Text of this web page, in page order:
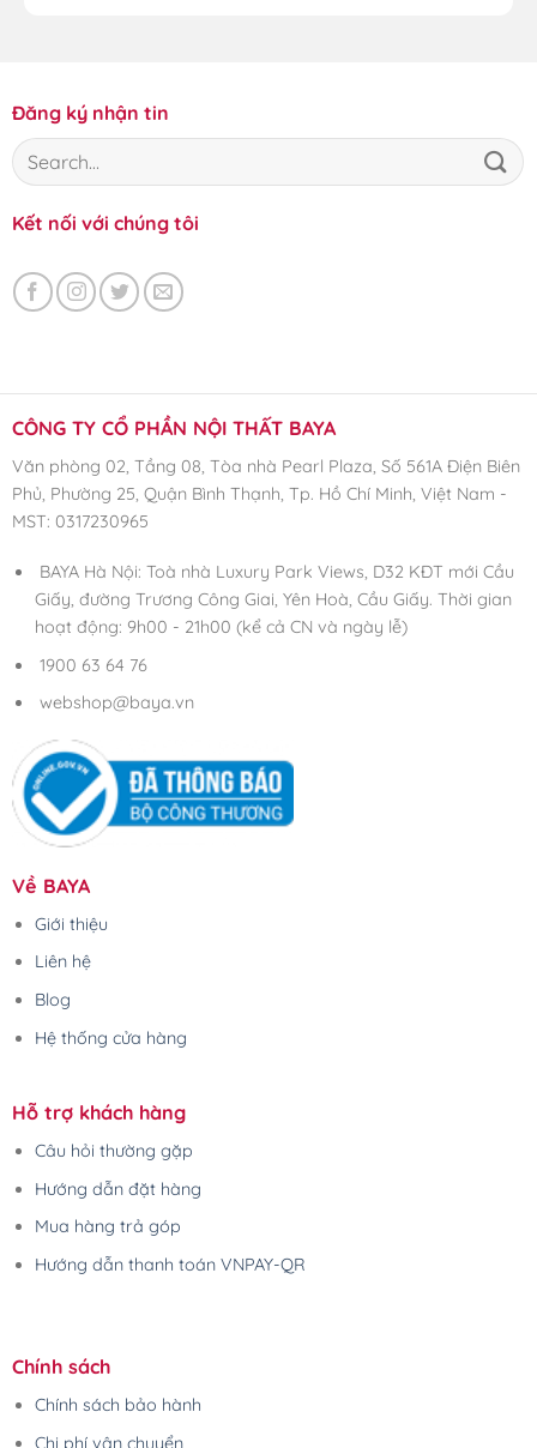
Đăng ký nhận tin
Kết nối với chúng tôi
CÔNG TY CỔ PHẦN NỘI THẤT BAYA
Văn phòng 02, Tầng 08, Tòa nhà Pearl Plaza, Số 561A Điện Biên
Phủ, Phường 25, Quận Bình Thạnh, Tp. Hồ Chí Minh, Việt Nam -
MST: 0317230965
BAYA Hà Nội: Toà nhà Luxury Park Views, D32 KĐT mới Cầu
Giấy, đường Trương Công Giai, Yên Hoà, Cầu Giấy. Thời gian
hoạt động: 9h00 - 21h00 (kể cả CN và ngày lễ)
1900 63 64 76
webshop@baya.vn
Về BAYA
Giới thiệu
Liên hệ
Blog
Hệ thống cửa hàng
Hỗ trợ khách hàng
Câu hỏi thường gặp
Hướng dẫn đặt hàng
Mua hàng trả góp
Hướng dẫn thanh toán VNPAY-QR
Chính sách
Chính sách bảo hành
Chi phí vận chuyển